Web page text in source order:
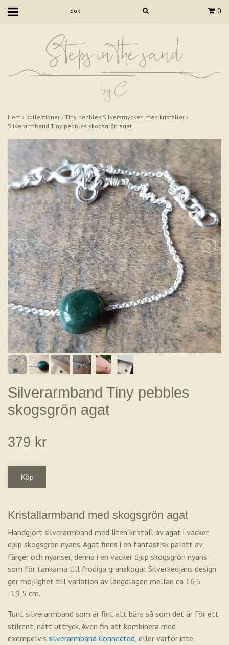
0
Hem › Kollektioner › Tiny pebbles Silversmycken med kristaller ›
Silverarmband Tiny pebbles skogsgrön agat
Silverarmband Tiny pebbles
skogsgrön agat
379 kr
Kristallarmband med skogsgrön agat
Handgjort silverarmband med liten kristall av agat i vacker
djup skogsgrön nyans. Agat finns i en fantastisk palett av
färger och nyanser, denna i en vacker djup skogsgrön nyans
som för tankarna till frodiga granskogar. Silverkedjans design
ger möjlighet till variation av längdlägen mellan ca 16,5
-19,5 cm.
Tunt silverarmband som är fint att bära så som det är för ett
stilrent, nätt uttryck. Även fin att kombinera med
exempelvis silverarmband Connected, eller varför inte